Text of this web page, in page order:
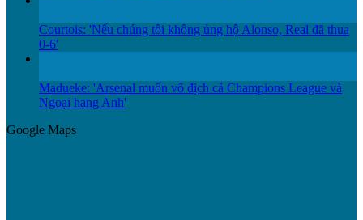
Courtois: 'Nếu chúng tôi không ủng hộ Alonso, Real đã thua
0-6'
Madueke: 'Arsenal muốn vô địch cả Champions League và
Ngoại hạng Anh'
Google Maps